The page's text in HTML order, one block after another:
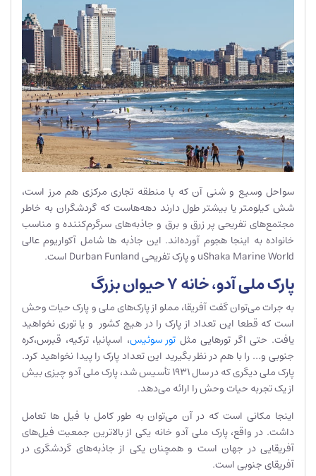
سواحل وسیع و شنی آن که با منطقه تجاری مرکزی هم مرز است،
شش کیلومتر یا بیشتر طول دارند دهه‌هاست که گردشگران به خاطر
مجتمع‌های تفریحی پر زرق و برق و جاذبه‌های سرگرم‌کننده و مناسب
خانواده به اینجا هجوم آورده‌اند. این جاذبه ‌ها شامل آکواریوم عالی
uShaka Marine World و پارک تفریحی Durban Funland است.
پارک ملی آدو، خانه 7 حیوان بزرگ
به جرات می‌توان گفت آفریقا، مملو از پارک‌های ملی و پارک حیات وحش
است که قطعا این تعداد از پارک را در هیچ کشور و یا توری نخواهید
یافت. حتی اگر تورهایی مثل تور سوئیس، اسپانیا، ترکیه، قبرس،کره
جنوبی و… را با هم در نظر بگیرید این تعداد پارک را پیدا نخواهید کرد.
پارک ملی دیگری که در سال 1931 تأسیس شد، پارک ملی آدو چیزی بیش
از یک تجربه حیات وحش را ارائه می‌دهد.
اینجا مکانی است که در آن می‌توان به طور کامل با فیل ها تعامل
داشت. در واقع، پارک ملی آدو خانه یکی از بالاترین جمعیت فیل‌های
آفریقایی در جهان است و همچنان یکی از جاذبه‌های گردشگری در
آفریقای جنوبی است.